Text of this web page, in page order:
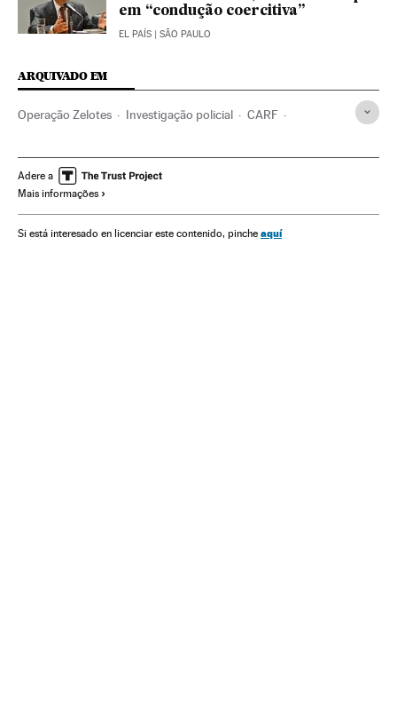
em “condução coercitiva”
EL PAÍS | SÃO PAULO
ARQUIVADO EM
Operação Zelotes Investigação policial CARF
Fazenda pública Ministérios
Governo Brasil
Finanças públicas Delitos Administração Estado
Adere a
Mais informações
Si está interesado en licenciar este contenido, pinche aquí